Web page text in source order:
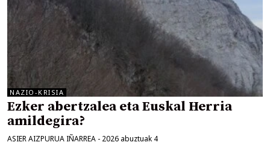
NAZIO-KRISIA
Ezker abertzalea eta Euskal Herria
amildegira?
ASIER AIZPURUA IÑARREA - 2026 abuztuak 4